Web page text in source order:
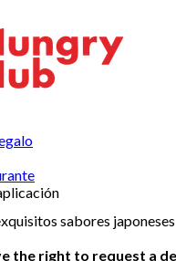
sabores
the right to request a